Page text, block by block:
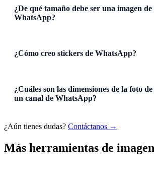
¿De qué tamaño debe ser una imagen de
WhatsApp?
¿Cómo creo stickers de WhatsApp?
¿Cuáles son las dimensiones de la foto
un canal de WhatsApp?
¿Aún tienes dudas? Contáctanos →
Más herramientas de